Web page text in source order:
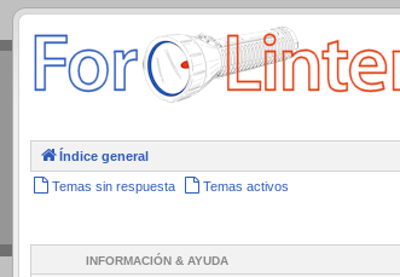
.
Índice general
Temas sin respuesta
Temas activos
INFORMACIÓN & AYUDA